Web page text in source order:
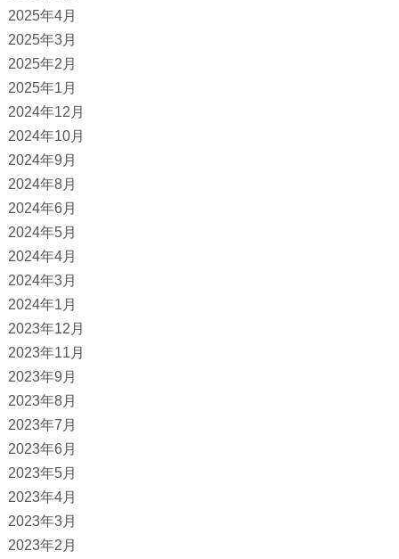
2025年4月
2025年3月
2025年2月
2025年1月
2024年12月
2024年10月
2024年9月
2024年8月
2024年6月
2024年5月
2024年4月
2024年3月
2024年1月
2023年12月
2023年11月
2023年9月
2023年8月
2023年7月
2023年6月
2023年5月
2023年4月
2023年3月
2023年2月